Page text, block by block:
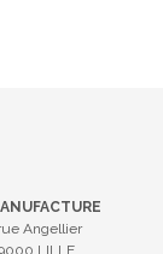
Angellier
LILLE